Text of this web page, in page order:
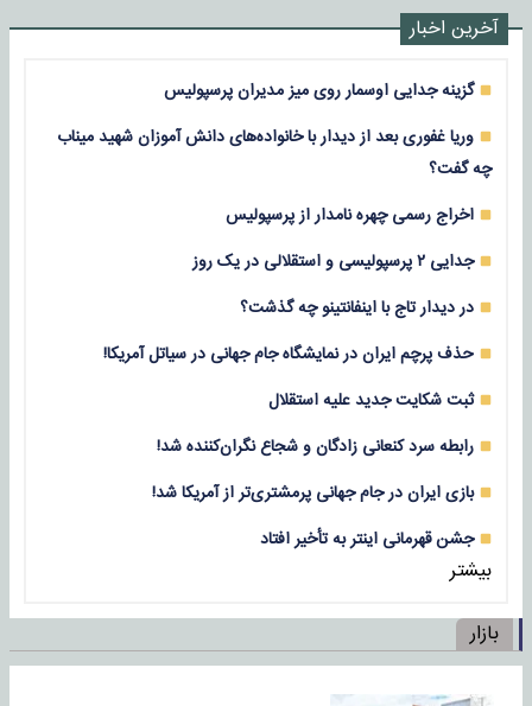
آخرین اخبار
گزینه جدایی اوسمار روی میز مدیران پرسپولیس
وریا غفوری بعد از دیدار با خانواده‌های دانش آموزان شهید میناب
چه گفت؟
اخراج رسمی چهره نامدار از پرسپولیس
جدایی ۲ پرسپولیسی و استقلالی در یک روز
در دیدار تاج با اینفانتینو چه گذشت؟
حذف پرچم ایران در نمایشگاه جام جهانی در سیاتل آمریکا!
ثبت شکایت جدید علیه استقلال
رابطه سرد کنعانی زادگان و شجاع نگران‌کننده شد!
بازی‌ ایران در جام جهانی پرمشتری‌تر از آمریکا شد!
جشن قهرمانی اینتر به تأخیر افتاد
بیشتر
بازار